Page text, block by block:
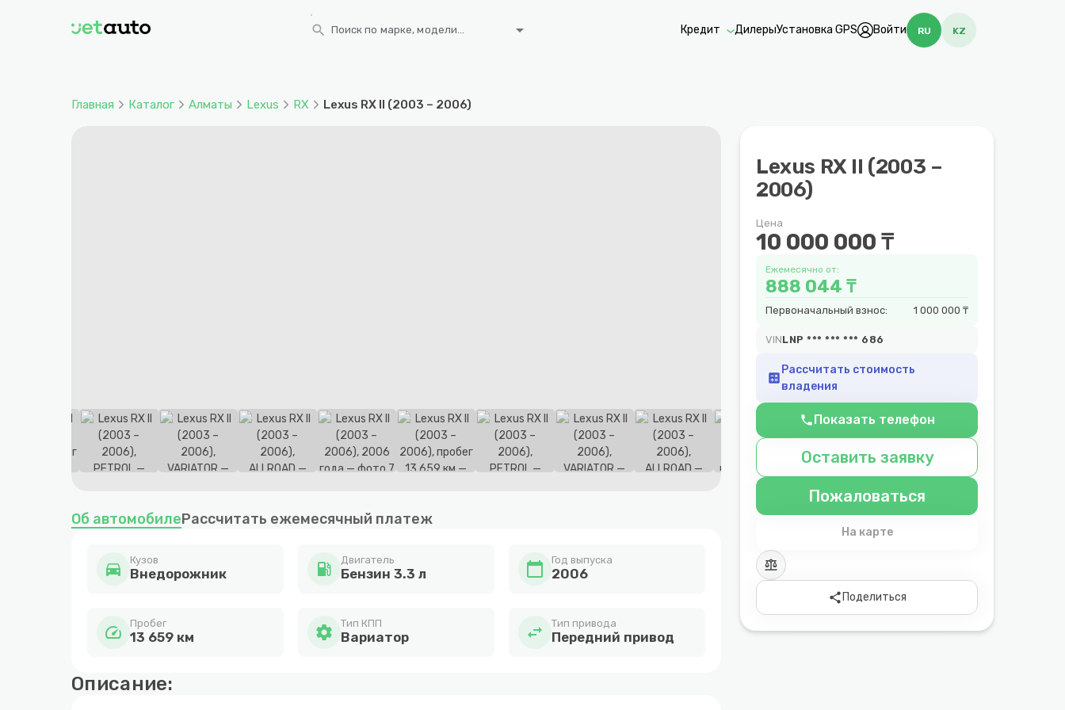
search Поиск по марке, модели... arrow_drop_down Кредит ДилерыУстановка GPS Войти RU KZ
Главная Каталог Алматы Lexus RX Lexus RX II (2003 – 2006)
1
of
Lexus RX II (2003 –
2006)
Цена
10 000 000 ₸
Ежемесячно от:
888 044 ₸
Первоначальный взнос: 1 000 000 ₸
VINLNP *** *** *** 686
calculate
Рассчитать стоимость
владения
phone Показать телефон
Оставить заявку
Пожаловаться
На карте
balance
share Поделиться
Об автомобилеРассчитать ежемесячный платеж
directions_car Кузов
Внедорожник local_gas_station Двигатель
Бензин 3.3 л calendar_today Год выпуска
2006
speed Пробег
13 659 км settings Тип КПП
Вариатор swap_horiz Тип привода
Передний привод
Описание: